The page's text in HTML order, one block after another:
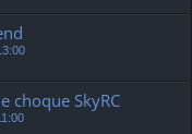
choque SkyRC